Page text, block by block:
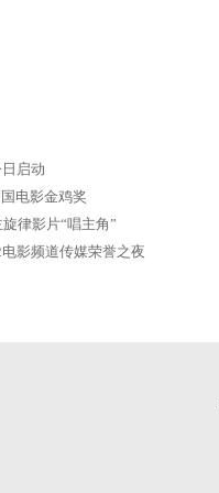
启动
电影金鸡奖
律影片“唱主角”
影频道传媒荣誉之夜